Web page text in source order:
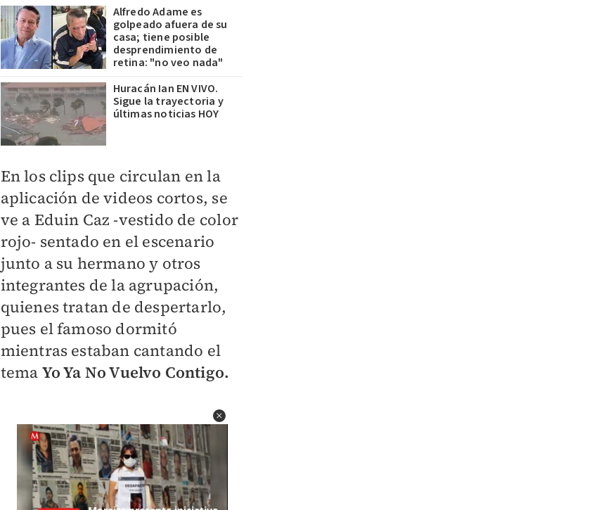
Alfredo Adame es
golpeado afuera de su
casa; tiene posible
desprendimiento de
retina: "no veo nada"
Huracán Ian EN VIVO.
Sigue la trayectoria y
últimas noticias HOY
En los clips que circulan en la
aplicación de videos cortos, se
ve a Eduin Caz -vestido de color
rojo- sentado en el escenario
junto a su hermano y otros
integrantes de la agrupación,
quienes tratan de despertarlo,
pues el famoso dormitó
mientras estaban cantando el
tema Yo Ya No Vuelvo Contigo.